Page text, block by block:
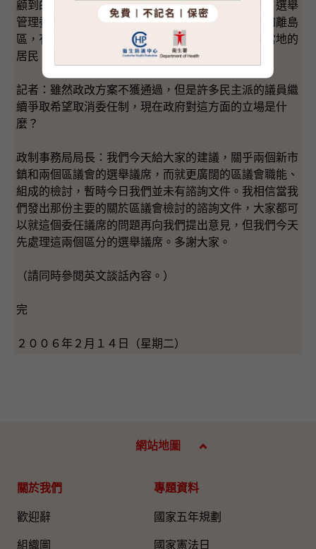
顧到的。當然，在個別的選區，有時因為當地環境，選舉
管理委員會會偏離一下這加減（百分之）廿五。例如離島
區，有些島嶼的人口確實較少，但都要有議員照顧當地的
居民，但這些是個別的情況。
記者：雖然政改方案不獲通過，但是許多民主派的議員繼
續爭取希望取消委任制，現在政府對這方面的立場是什
麼？
政制事務局局長：我們今天給大家的建議，關乎兩個新市
鎮和兩個區議會的選舉議席，而就更廣闊的區議會職能、
組成的檢討，暫時今日我們並未有諮詢文件。我相信當我
們發出那份主要的關於區議會檢討的諮詢文件，大家都可
以就這個委任議席的問題再向我們提出意見，但我們今天
先處理這兩個區分的選舉議席。多謝大家。
（請同時參閱英文談話內容。）
完
２００６年２月１４日（星期二）
網站地圖
關於我們
歡迎辭
組織圖​
專題資料
國家五年規劃
國家憲法日